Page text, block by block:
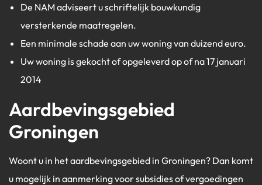
De NAM adviseert u schriftelijk bouwkundig
versterkende maatregelen.
Een minimale schade aan uw woning van duizend euro.
Uw woning is gekocht of opgeleverd op of na 17 januari
2014
Aardbevingsgebied
Groningen
Woont u in het aardbevingsgebied in Groningen? Dan komt
u mogelijk in aanmerking voor subsidies of vergoedingen